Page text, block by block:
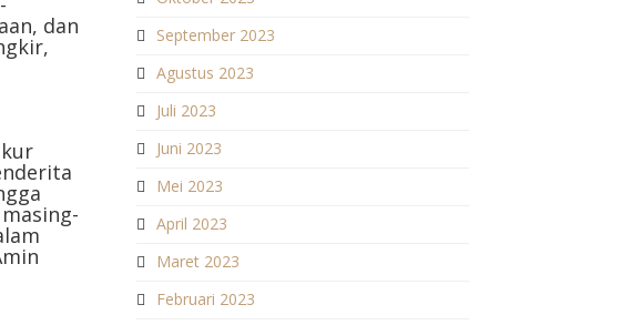
dan
September 2023
Agustus 2023
Juli 2023
Juni 2023
Mei 2023
April 2023
Maret 2023
Februari 2023